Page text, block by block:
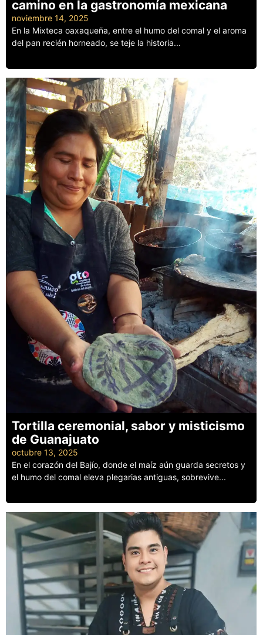
camino en la gastronomía mexicana
noviembre 14, 2025
En la Mixteca oaxaqueña, entre el humo del comal y el aroma
del pan recién horneado, se teje la historia...
Tortilla ceremonial, sabor y misticismo
de Guanajuato
octubre 13, 2025
En el corazón del Bajío, donde el maíz aún guarda secretos y
el humo del comal eleva plegarias antiguas, sobrevive...